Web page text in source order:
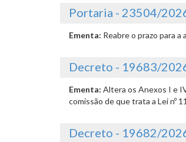
Portaria - 23504/
Ementa: Reabre o prazo para
Decreto - 19683/
Ementa: Altera os Anexos I e
comissão de que trata a Lei nº
Decreto - 19682/